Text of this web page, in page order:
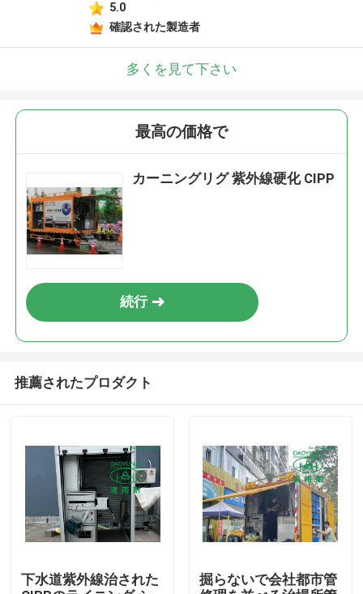
折り返しご連絡いたします！
送信
5.0
確認された製造者
多くを見て下さい
最高の価格で
カーニングリグ 紫外線硬化 CIPP
続行
推薦されたプロダクト
下水道紫外線治された
掘らないで会社都市管